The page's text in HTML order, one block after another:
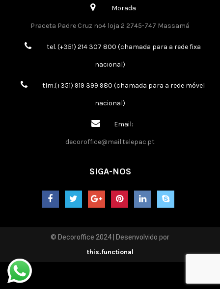
Morada
Praceta Padre Cruz nº4 loja 2 2745-747 Massamá
tel. (+351) 214 307 800 (chamada para a rede fixa
nacional)
tlm.(+351) 919 399 980 (chamada para a rede móvel
nacional)
Email:
decoroffice@mail.telepac.pt
SIGA-NOS
© Decoroffice 2024 | Desenvolvido por
this.functional